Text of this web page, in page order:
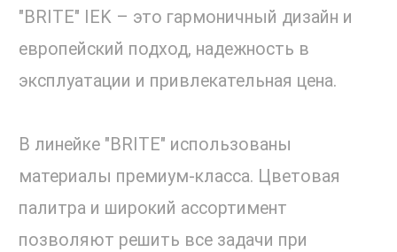
"BRITE" IEK – это гармоничный дизайн и
европейский подход, надежность в
эксплуатации и привлекательная цена.
В линейке "BRITE" использованы
материалы премиум-класса. Цветовая
палитра и широкий ассортимент
позволяют решить все задачи при